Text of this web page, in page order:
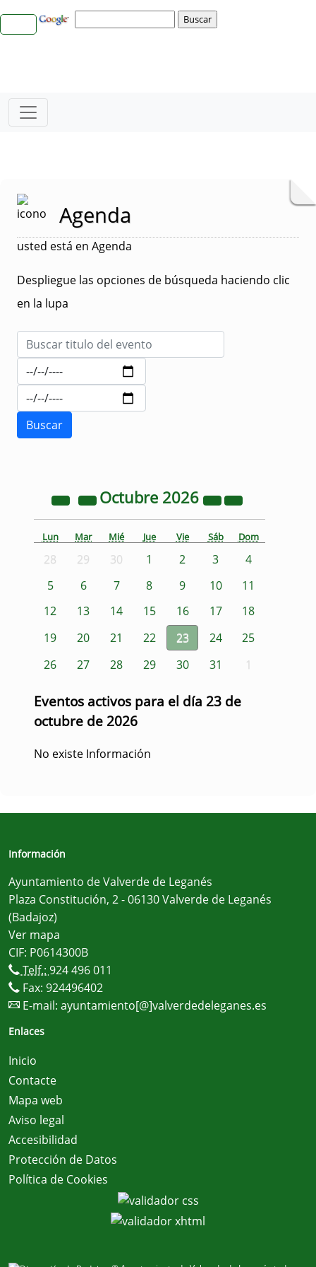
Agenda
usted está en Agenda
Despliegue las opciones de búsqueda haciendo clic
en la lupa
Octubre 2026
Lun Mar Mié Jue Vie Sáb Dom
28 29 30 1 2 3
4
5
6 7 8 9 10
11
12
13 14 15 16 17
18
19
20 21 22 23 24
25
26
27 28 29 30 31 1
Eventos activos para el día 23 de
octubre de 2026
No existe Información
Información
Ayuntamiento de Valverde de Leganés
Plaza Constitución, 2 - 06130 Valverde de Leganés
(Badajoz)
Ver mapa
CIF: P0614300B
Telf.: 924 496 011
Fax: 924496402
E-mail: ayuntamiento[@]valverdedeleganes.es
Enlaces
Inicio
Contacte
Mapa web
Aviso legal
Accesibilidad
Protección de Datos
Política de Cookies